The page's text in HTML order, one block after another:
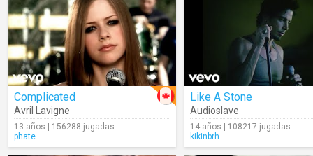
Complicated
Avril Lavigne
13 años | 156288 jugadas
phate
Like A Stone
Audioslave
14 años | 108217 jugadas
kikinbrh